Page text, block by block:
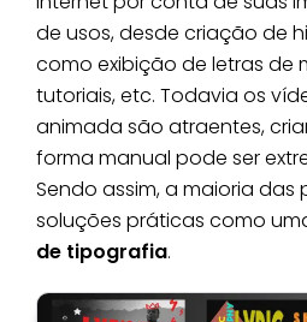
de usos, desde criação de
como exibição de letras de
tutoriais, etc. Todavia os
animada são atraentes,
forma manual pode ser
Sendo assim, a maioria das
soluções práticas como
de tipografia.